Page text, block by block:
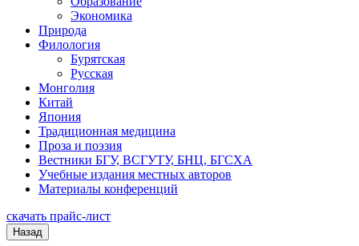
Экономика
Природа
Филология
Бурятская
Русская
Монголия
Китай
Япония
Традиционная медицина
Проза и поэзия
Вестники БГУ, ВСГУТУ, БНЦ, БГСХА
Учебные издания местных авторов
Материалы конференций
скачать прайс-лист
Назад